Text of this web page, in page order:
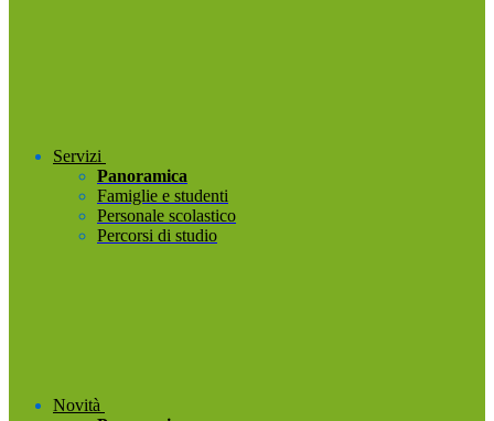
Servizi
Panoramica
Famiglie e studenti
Personale scolastico
Percorsi di studio
Novità